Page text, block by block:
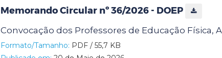
Memorando Circular nº 36/2026 - DOEP
Convocação dos Professores de Educação Física,
Formato/Tamanho: PDF / 55,7 KB